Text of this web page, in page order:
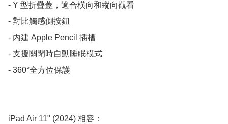
- Y 型折疊蓋，適合橫向和縱向觀看
- 對比觸感側按鈕
- 內建 Apple Pencil 插槽
- 支援關閉時自動睡眠模式
- 360°全方位保護
iPad Air 11" (2024) 相容：